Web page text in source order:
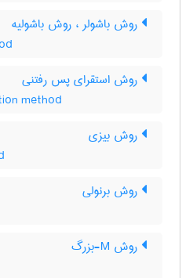
روش باشولر ، روش باشولیه
روش استقرای پس رفتنی
method
روش بیزی
روش برنولی
روش M-بزرگ